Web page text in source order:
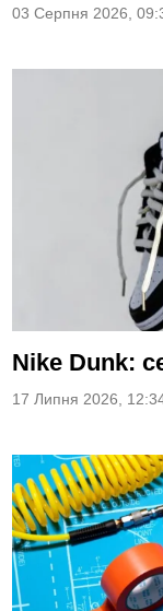
03 Серпня 2026,
Nike Dunk:
17 Липня 2026,